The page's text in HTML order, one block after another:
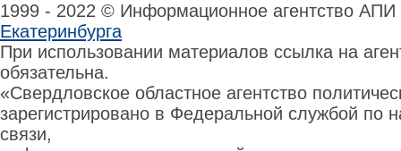
1999 - 2022 © Информационное агентство
Екатеринбурга
При использовании материалов ссылка на
обязательна.
«Свердловское областное агентство
зарегистрировано в Федеральной службой по
связи,